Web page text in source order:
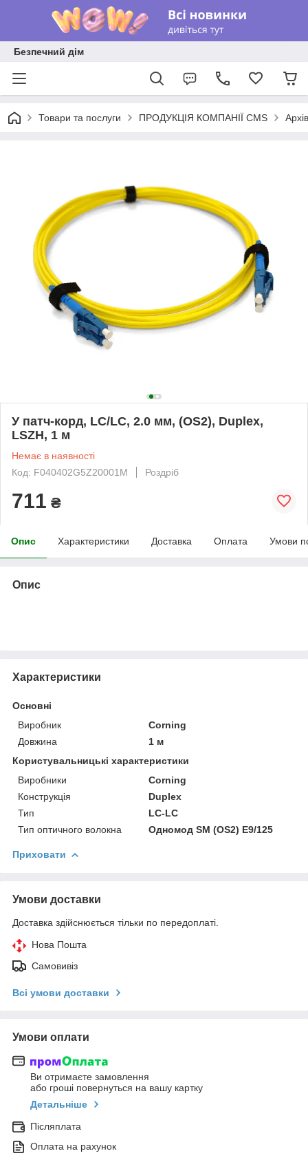
Безпечний дім
Товари та послуги ПРОДУКЦІЯ КОМПАНІЇ CMS
У патч-корд, LC/LC, 2.0 мм, (OS2), Duplex,
LSZH, 1 м
Немає в наявності
Код: F040402G5Z20001M
Роздріб
711 ₴
Опис Характеристики Доставка Оплата Умови
Опис
Характеристики
Основні
Виробник
Corning
Довжина
1 м
Користувальницькі характеристики
Виробники
Corning
Конструкція
Duplex
Тип
LC-LC
Тип оптичного волокна
Одномод SM (OS2) E9/125
Приховати
Умови доставки
Доставка здійснюється тільки по передоплаті.
Нова Пошта
Самовивіз
Всі умови доставки
Умови оплати
Ви отримаєте замовлення
або гроші повернуться на вашу картку
Детальніше
Післяплата
Оплата на рахунок